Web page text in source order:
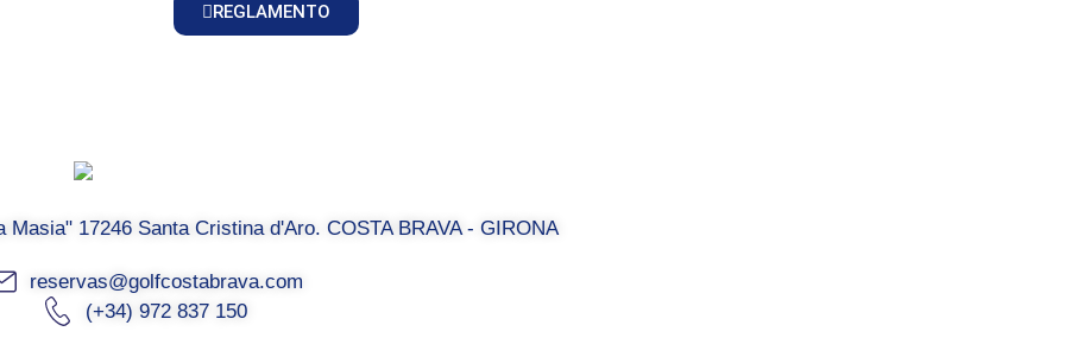
REGLAMENTO
Masia" 17246 Santa Cristina d'Aro. COSTA BRAVA - GIRONA
reservas@golfcostabrava.com
(+34) 972 837 150